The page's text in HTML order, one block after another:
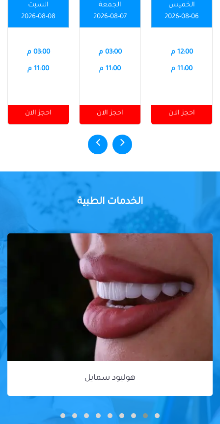
الخميس
2026-08-06
12:00 م
11:00 م
احجز الان
الجمعة
2026-08-07
03:00 م
11:00 م
احجز الان
السبت
2026-08-08
03:00 م
11:00 م
احجز الان
الخدمات الطبية
هوليود سمايل